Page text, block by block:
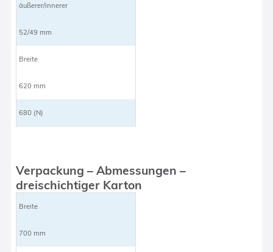
äußerer/innerer
52/49 mm
Breite
620 mm
680 (N)
Verpackung – Abmessungen –
dreischichtiger Karton
Breite
700 mm